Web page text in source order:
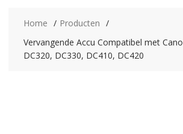
Home
Producten
Vervangende Accu Compatibel met
DC320, DC330, DC410, DC420